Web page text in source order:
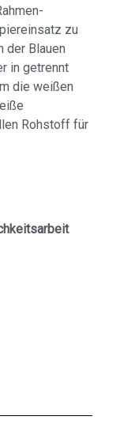
zu
der Blauen
in getrennt
die weißen
Rohstoff für